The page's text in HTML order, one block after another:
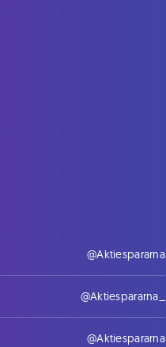
@Aktiespararna
@Aktiespararna_
@Aktiespararna